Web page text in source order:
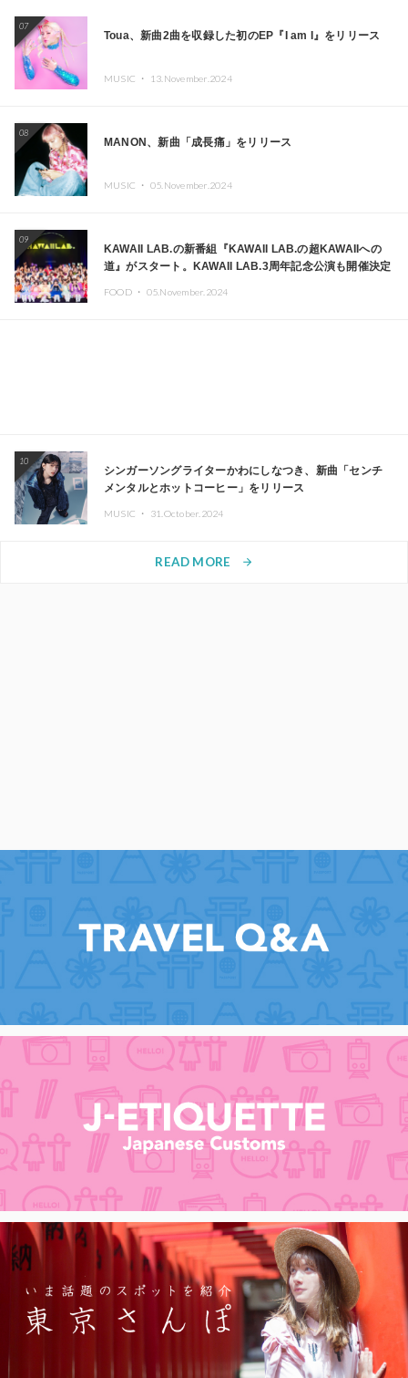
07
Toua、新曲2曲を収録した初のEP『I am I』をリリース
MUSIC ・ 13.November.2024
08
MANON、新曲「成長痛」をリリース
MUSIC ・ 05.November.2024
09
KAWAII LAB.の新番組『KAWAII LAB.の超KAWAIIへの
道』がスタート。KAWAII LAB.3周年記念公演も開催決定
FOOD ・ 05.November.2024
10
シンガーソングライターかわにしなつき、新曲「センチ
メンタルとホットコーヒー」をリリース
MUSIC ・ 31.October.2024
READ MORE arrow_forward